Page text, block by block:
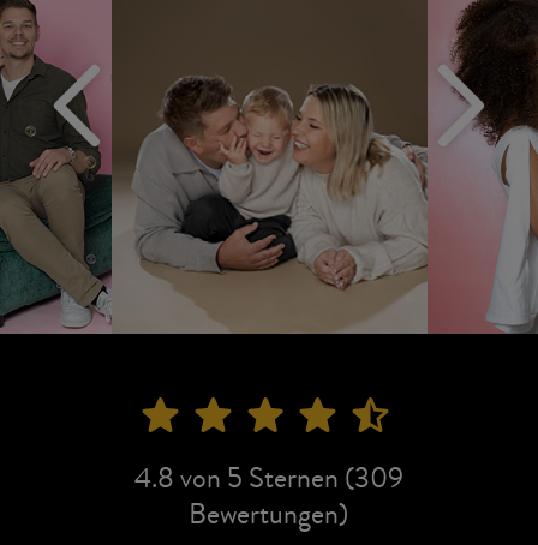
4.8 von 5 Sternen (309
Bewertungen)